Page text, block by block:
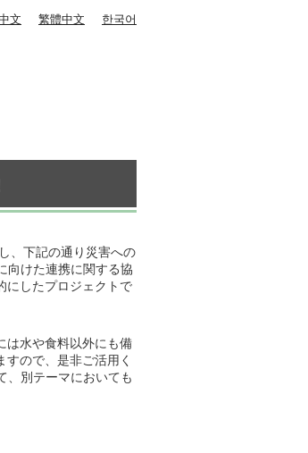
文 繁體中文 한국어
、下記の通り災害への
向けた連携に関する協
にしたプロジェクトで
は水や食料以外にも備
ので、是非ご活用く
、別テーマにおいても